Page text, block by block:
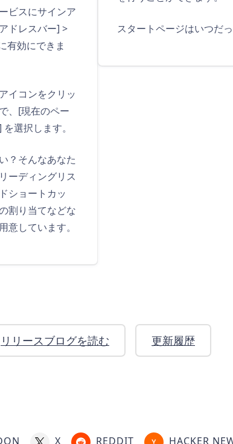
ビスにサインア
ドレスバー] >
有効にできま
イコンをクリッ
、[現在のペー
選択します。
？そんなあなた
ーディングリス
ショートカッ
割り当てなどな
意しています。
スタートページはいつだ
リリースブログを読む 更新履歴
X REDDIT HACKER